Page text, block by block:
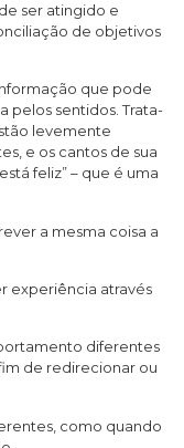
ser atingido e
de objetivos
que pode
pelos sentidos. Trata-
levemente
e os cantos de sua
feliz” – que é uma
a mesma coisa a
experiência através
diferentes
de redirecionar ou
como quando